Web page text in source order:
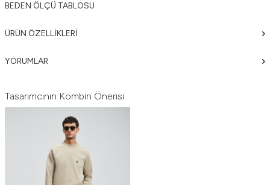
BEDEN ÖLÇÜ TABLOSU
ÜRÜN ÖZELLIKLERI
YORUMLAR
Tasarımcının Kombin Önerisi